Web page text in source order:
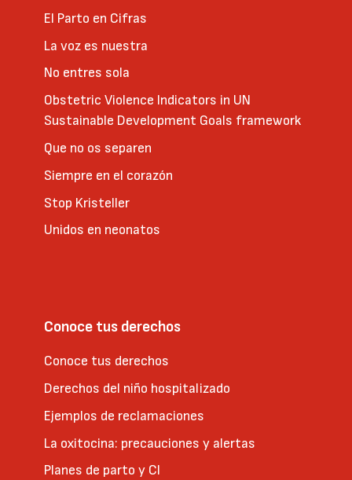
El Parto en Cifras
La voz es nuestra
No entres sola
Obstetric Violence Indicators in UN
Sustainable Development Goals framework
Que no os separen
Siempre en el corazón
Stop Kristeller
Unidos en neonatos
Conoce tus derechos
Conoce tus derechos
Derechos del niño hospitalizado
Ejemplos de reclamaciones
La oxitocina: precauciones y alertas
Planes de parto y CI